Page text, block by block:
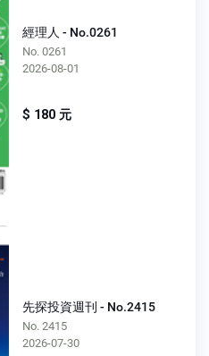
經理人 - No.0261
No. 0261
2026-08-01
$ 180 元
先探投資週刊 - No.2415
No. 2415
2026-07-30